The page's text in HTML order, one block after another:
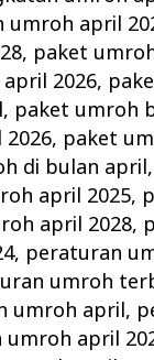
umroh april
, paket
2026,
, paket umroh
, paket
di bulan april,
april 2025,
april 2028,
, peraturan
umroh
umroh april,
umroh april